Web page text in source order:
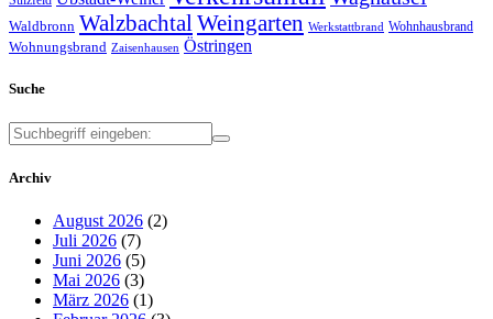
Waldbronn Walzbachtal Weingarten Werkstattbrand Wohnhausbrand
Wohnungsbrand Zaisenhausen Östringen
Suche
Archiv
August 2026 (2)
Juli 2026 (7)
Juni 2026 (5)
Mai 2026 (3)
März 2026 (1)